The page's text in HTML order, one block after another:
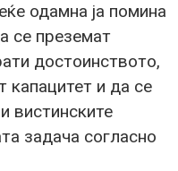
одамна ја помина
се преземат
достоинството,
капацитет и да се
вистинските
задача согласно